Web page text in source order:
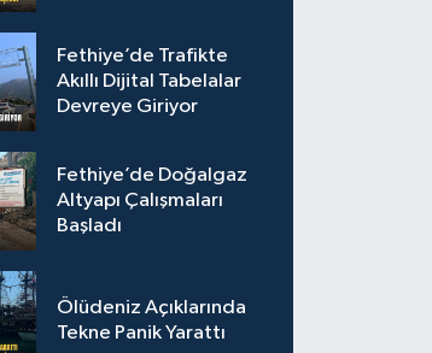
Fethiye’de Trafikte
Akıllı Dijital Tabelalar
Devreye Giriyor
Fethiye’de Doğalgaz
Altyapı Çalışmaları
Başladı
Ölüdeniz Açıklarında
Tekne Panik Yarattı